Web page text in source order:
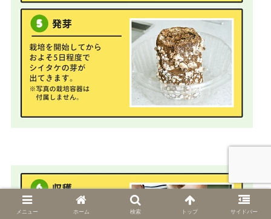
メニュー ホーム 検索 トップ サイドバー